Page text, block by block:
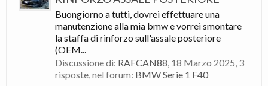
Buongiorno a tutti, dovrei effettuare una
manutenzione alla mia bmw e vorrei smontare
la staffa di rinforzo sull'assale posteriore
(OEM...
Discussione di: RAFCAN88, 18 Marzo 2025, 3
risposte, nel forum: BMW Serie 1 F40